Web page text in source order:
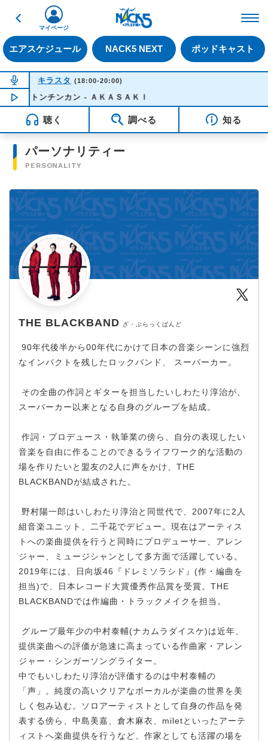
戻る
エアスケジュール NACK5 NEXT ポッドキャスト
マイページ
NOW ON AIR
キラスタ (18:00-20:00)
NOW PLAYING 18:50
トンチンカン - ＡＫＡＳＡＫＩ
聴く 調べる 知る
パーソナリティー
PERSONALITY
THE BLACKBAND ざ・ぶらっくばんど
90年代後半から00年代にかけて日本の音楽シーンに強烈
なインパクトを残したロックバンド、 スーパーカー。
その全曲の作詞とギターを担当したいしわたり淳治が、
スーパーカー以来となる自身のグループを結成。
作詞・プロデュース・執筆業の傍ら、自分の表現したい
音楽を自由に作ることのできるライフワーク的な活動の
場を作りたいと盟友の2人に声をかけ、THE
BLACKBANDが結成された。
野村陽一郎はいしわたり淳治と同世代で、2007年に2人
組音楽ユニット、二千花でデビュー。現在はアーティス
トへの楽曲提供を行うと同時にプロデューサー、アレン
ジャー、ミュージシャンとして多方面で活躍している。
2019年には、日向坂46『ドレミソラシド』(作・編曲を
担当)で、日本レコード大賞優秀作品賞を受賞。THE
BLACKBANDでは作編曲・トラックメイクを担当。
グループ最年少の中村泰輔(ナカムラダイスケ)は近年、
提供楽曲への評価が急速に高まっている作曲家・アレン
ジャー・シンガーソングライター。
中でもいしわたり淳治が評価するのは中村泰輔の
「声」。純度の高いクリアなボーカルが楽曲の世界を美
しく包み込む。ソロアーティストとして自身の作品を発
表する傍ら、中島美嘉、倉木麻衣、miletといったアーテ
ィストへ楽曲提供を行うなど、作家としても活躍の場を